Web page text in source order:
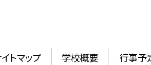
トマップ 学校概要 行事予